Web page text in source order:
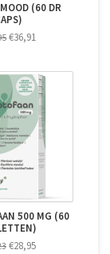
(60 DR
€36,91
500 MG (60
€28,95